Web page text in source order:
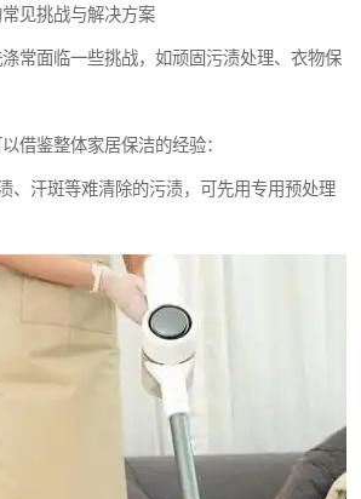
见挑战与解决方案
常面临一些挑战，如顽固污渍处理、衣物保
借鉴整体家居保洁的经验：
、汗斑等难清除的污渍，可先用专用预处理